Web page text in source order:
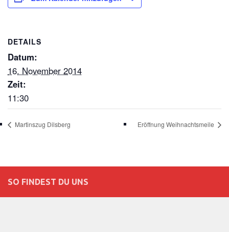
DETAILS
Datum:
16. November 2014
Zeit:
11:30
Martinszug Dilsberg Eröffnung Weihnachtsmeile
SO FINDEST DU UNS